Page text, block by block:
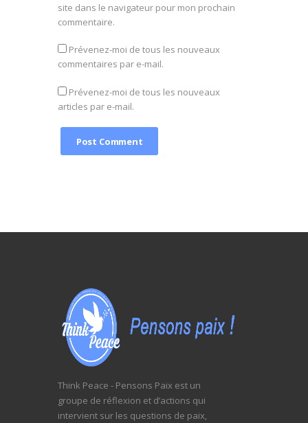
site dans le navigateur pour mon prochain
commentaire.
Prévenez-moi de tous les nouveaux
commentaires par e-mail.
Prévenez-moi de tous les nouveaux
articles par e-mail.
Think Peace - Pensons Paix est un
groupe de réflexion et d’actions qui
intervient sur les questions de paix,